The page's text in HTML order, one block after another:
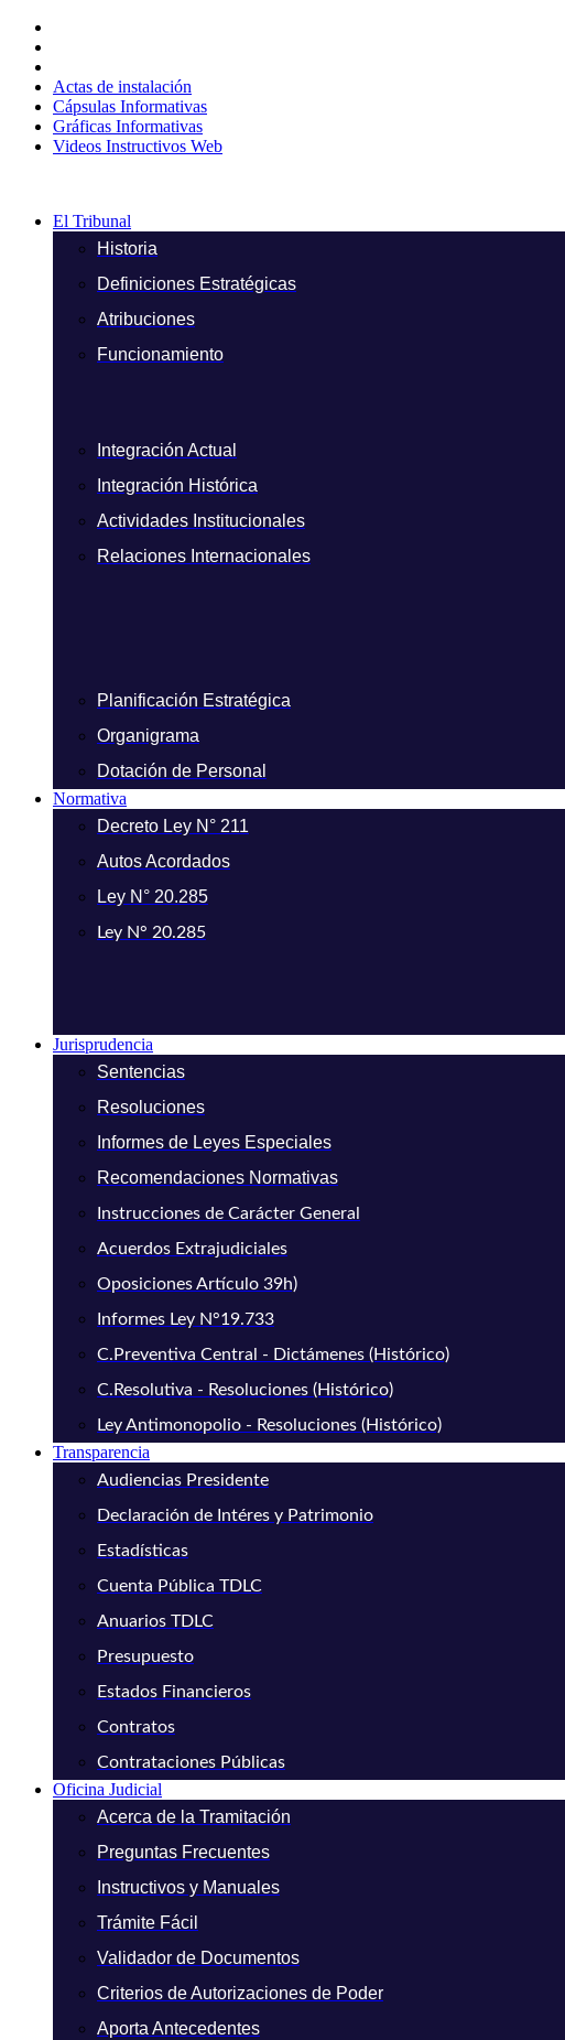
contenido
Actas de instalación
Cápsulas Informativas
Gráficas Informativas
Videos Instructivos Web
El Tribunal
Historia
Definiciones Estratégicas
Atribuciones
Funcionamiento
Integración Actual
Integración Histórica
Actividades Institucionales
Relaciones Internacionales
Planificación Estratégica
Organigrama
Dotación de Personal
Normativa
Decreto Ley N° 211
Autos Acordados
Ley N° 20.285
Ley N° 20.285
Jurisprudencia
Sentencias
Resoluciones
Informes de Leyes Especiales
Recomendaciones Normativas
Instrucciones de Carácter General
Acuerdos Extrajudiciales
Oposiciones Artículo 39h)
Informes Ley N°19.733
C.Preventiva Central - Dictámenes (Histórico)
C.Resolutiva - Resoluciones (Histórico)
Ley Antimonopolio - Resoluciones (Histórico)
Transparencia
Audiencias Presidente
Declaración de Intéres y Patrimonio
Estadísticas
Cuenta Pública TDLC
Anuarios TDLC
Presupuesto
Estados Financieros
Contratos
Contrataciones Públicas
Oficina Judicial
Acerca de la Tramitación
Preguntas Frecuentes
Instructivos y Manuales
Trámite Fácil
Validador de Documentos
Criterios de Autorizaciones de Poder
Aporta Antecedentes